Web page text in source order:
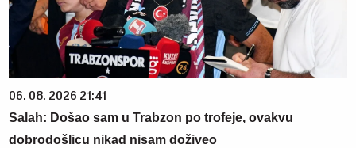
06. 08. 2026 21:41
Salah: Došao sam u Trabzon po trofeje, ovakvu
dobrodošlicu nikad nisam doživeo